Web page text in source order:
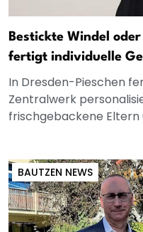
Bestickte Windel
fertigt individuelle
In Dresden-Pieschen
Zentralwerk
frischgebackene Eltern
BAUTZEN NEWS